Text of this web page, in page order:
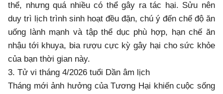
thể, nhưng quá nhiều có thể gây ra tác hại. Sửu nên
duy trì lịch trình sinh hoạt đều đặn, chú ý đến chế độ ăn
uống lành mạnh và tập thể dục phù hợp, hạn chế ăn
nhậu tới khuya, bia rượu cực kỳ gây hại cho sức khỏe
của bạn thời gian này.
3. Tử vi tháng 4/2026 tuổi Dần âm lịch
Tháng mới ảnh hưởng của Tương Hại khiến cuộc sống